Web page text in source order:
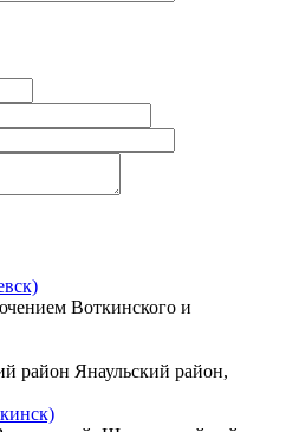
Воткинского и
район Янаульский район,